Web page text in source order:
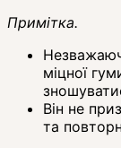
Примітка.
міцної
Він не
та